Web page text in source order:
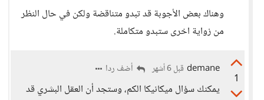
وهناك بعض الأجوبة قد تبدو متناقضة ولكن في حال النظر
من زواية اخرى ستبدو متكاملة.
1
demane قبل 6 أشهر أضف ردا
يمكنك سؤال ميكانيكا الكم، وستجد أن العقل البشري قد